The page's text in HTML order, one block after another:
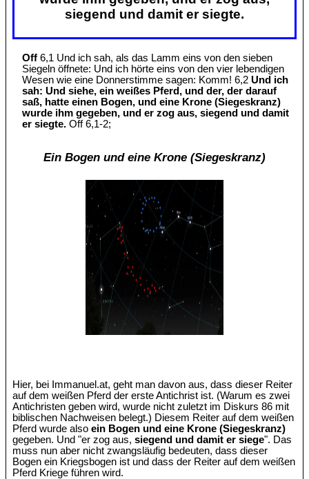
siegend und damit er siegte.
Off 6,1 Und ich sah, als das Lamm eins von den sieben
Siegeln öffnete: Und ich hörte eins von den vier lebendigen
Wesen wie eine Donnerstimme sagen: Komm! 6,2Und ich
sah: Und siehe, ein weißes Pferd, und der, der darauf
saß, hatte einen Bogen, und eine Krone (Siegeskranz)
wurde ihm gegeben, und er zog aus, siegend und damit
er siegte. Off 6,1-2;
Ein Bogen und eine Krone (Siegeskranz)
Hier, bei Immanuel.at, geht man davon aus, dass dieser Reiter
auf dem weißen Pferd der erste Antichrist ist. (Warum es zwei
Antichristen geben wird, wurde nicht zuletzt im Diskurs 86 mit
biblischen Nachweisen belegt.) Diesem Reiter auf dem weißen
Pferd wurde alsoein Bogen und eine Krone (Siegeskranz)
gegeben. Und "er zog aus,siegend und damit er siege". Das
muss nun aber nicht zwangsläufig bedeuten, dass dieser
Bogen ein Kriegsbogen ist und dass der Reiter auf dem weißen
Pferd Kriege führen wird.